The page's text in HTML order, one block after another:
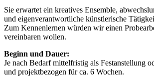
Sie erwartet ein kreatives Ensemble,
und eigenverantwortliche künstlerische
Zum Kennenlernen würden wir einen
vereinbaren wollen.
Beginn und Dauer:
Je nach Bedarf mittelfristig als Festanstellung
und projektbezogen für ca. 6 Wochen.